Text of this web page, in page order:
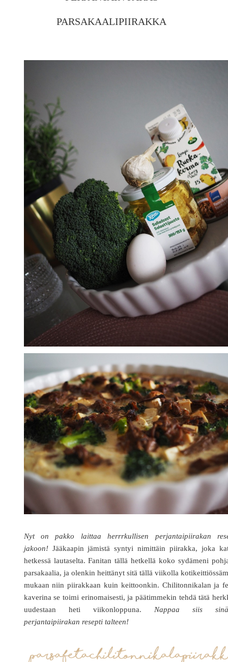
PARSAKAALIPIIRAKKA
Nyt on pakko laittaa herrrkullisen perjantaipiirakan
jakoon!Jääkaapin jämistä syntyi nimittäin piirakka, joka
hetkessä lautaselta. Fanitan tällä hetkellä koko sydämeni
parsakaalia, ja olenkin heittänyt sitä tällä viikolla
mukaan niin piirakkaan kuin keittoonkin. Chilitonnikalan ja
kaverina se toimi erinomaisesti, ja päätimmekin tehdä tätä
uudestaan heti viikonloppuna. Nappaa siis
perjantaipiirakan resepti talteen!